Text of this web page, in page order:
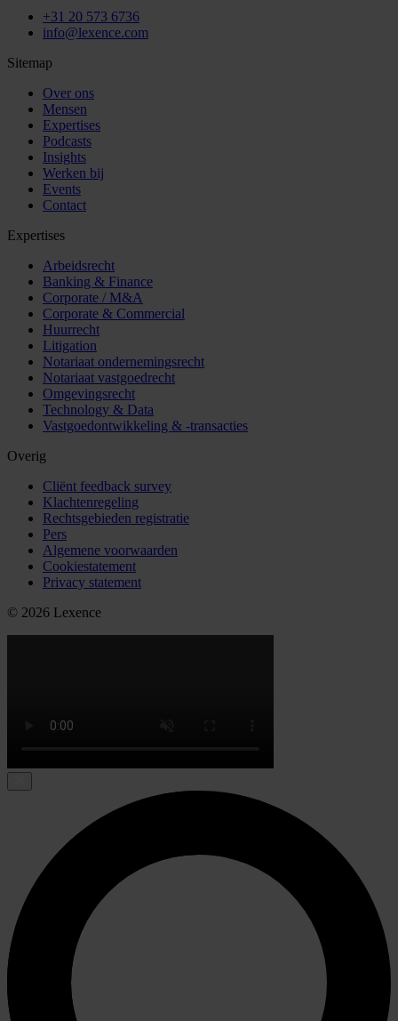
+31 20 573 6736
info@lexence.com
Sitemap
Over ons
Mensen
Expertises
Podcasts
Insights
Werken bij
Events
Contact
Expertises
Arbeidsrecht
Banking & Finance
Corporate / M&A
Corporate & Commercial
Huurrecht
Litigation
Notariaat ondernemingsrecht
Notariaat vastgoedrecht
Omgevingsrecht
Technology & Data
Vastgoedontwikkeling & -transacties
Overig
Cliënt feedback survey
Klachtenregeling
Rechtsgebieden registratie
Pers
Algemene voorwaarden
Cookiestatement
Privacy statement
© 2026 Lexence